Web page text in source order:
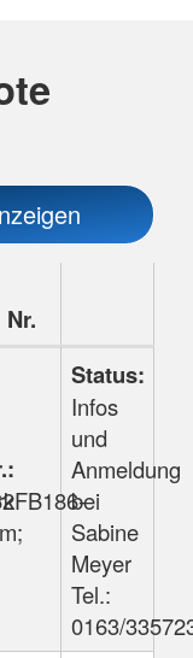
Nr.
Status:
Infos
und
Anmeldung
bei
Sabine
Meyer
Tel.:
0163/